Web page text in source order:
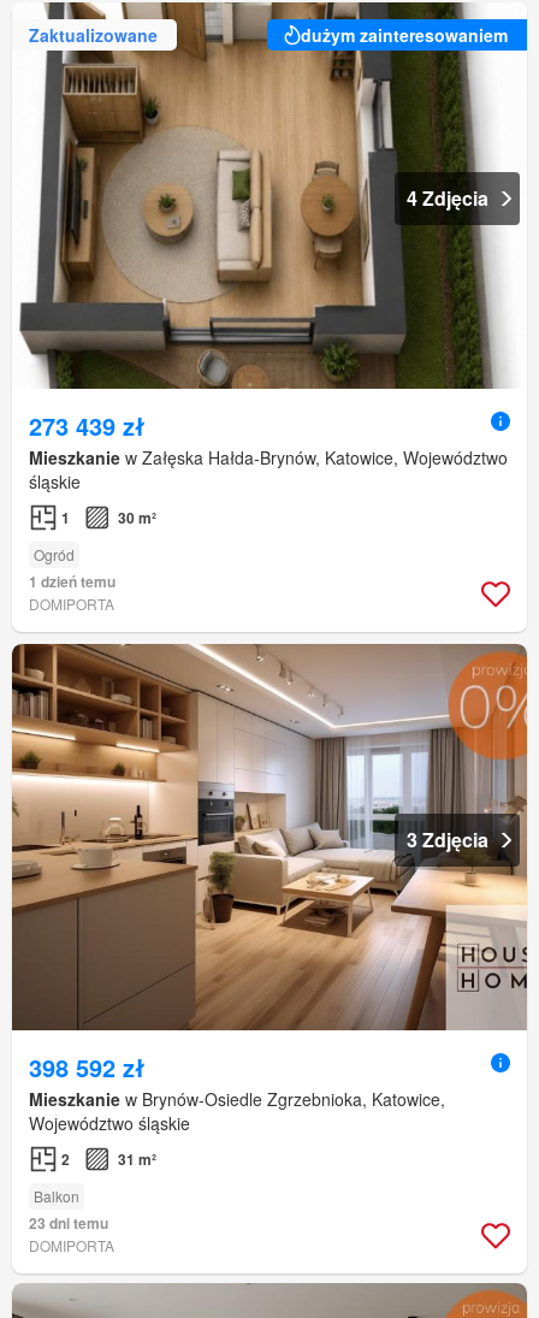
Zaktualizowane dużym zainteresowaniem
4 Zdjęcia
273 439 zł
Mieszkanie w Załęska Hałda-Brynów, Katowice, Województwo
śląskie
1 30 m²
Ogród
1 dzień temu
DOMIPORTA
3 Zdjęcia
398 592 zł
Mieszkanie w Brynów-Osiedle Zgrzebnioka, Katowice,
Województwo śląskie
2 31 m²
Balkon
23 dni temu
DOMIPORTA